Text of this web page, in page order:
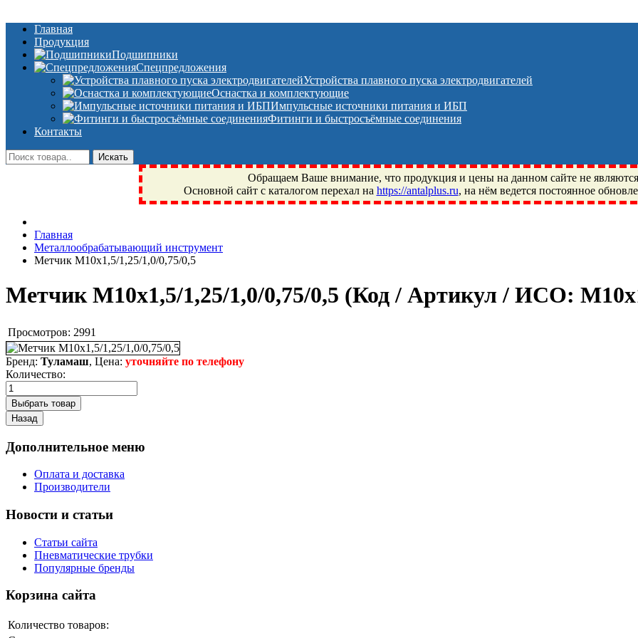
Главная
Продукция
Подшипники
Спецпредложения
Устройства плавного пуска электродвигателей
Оснастка и комплектующие
Импульсные источники питания и ИБП
Фитинги и быстросъёмные соединения
Контакты
Обращаем Ваше внимание, что продукция и цены на данном сайте не
Основной сайт с каталогом перехал на https://antalplus.ru, на нём ведется постоянное
Фрязино, Антал+, плюс, Свердловский, Загорянский, Юбилейный, Щелково, Москва, Пушкино, Королёв, Балашиха,
техника, сварочные аппараты, NIS, NSK, JED, KPT, NXZ, ГПЗ, Neutral, WHX, ZWZ, CRAFT, СПЗ-4, NECTECH, KG,
NTN, SKF, купить, заказать
Главная
Металлообрабатывающий инструмент
Метчик M10x1,5/1,25/1,0/0,75/0,5
Метчик M10x1,5/1,25/1,0/0,75/0,5 (Код / Артикул / ИСО:
Просмотров: 2991
Бренд: Туламаш, Цена: уточняйте по телефону
Количество:
Дополнительное меню
Оплата и доставка
Производители
Новости и статьи
Статьи сайта
Пневматические трубки
Популярные бренды
Корзина сайта
Количество товаров: